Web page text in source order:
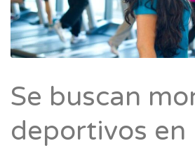
Se buscan
deportivos en